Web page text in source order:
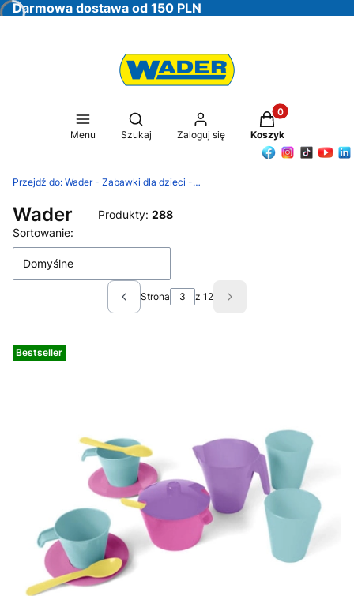
Darmowa dostawa od 150 PLN
Menu
Otwórz wyszukiwarkę
Szukaj Zaloguj się
Produkty w
Koszyk
Przejdź do: Wader - Zabawki dla dzieci - Oficjalna Strona Producenta
Wader Produkty: 288
Lista produktów
Sortowanie:
Domyślne
Poprzednie produkty
Strona z 12 Następne produkty
Bestseller